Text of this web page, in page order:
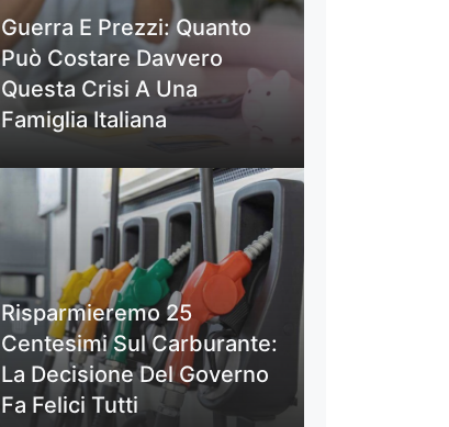
Guerra E Prezzi: Quanto
Può Costare Davvero
Questa Crisi A Una
Famiglia Italiana
Risparmieremo 25
Centesimi Sul Carburante:
La Decisione Del Governo
Fa Felici Tutti